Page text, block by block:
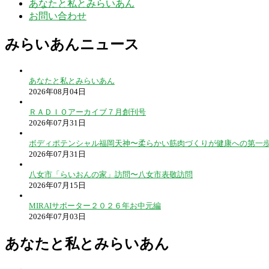
あなたと私とみらいあん
お問い合わせ
みらいあんニュース
あなたと私とみらいあん
2026年08月04日
ＲＡＤＩＯアーカイブ７月創刊号
2026年07月31日
ボディポテンシャル福岡天神〜柔らかい筋肉づくりが健康への第一
2026年07月31日
八女市「らいおんの家」訪問〜八女市表敬訪問
2026年07月15日
MIRAIサポーター２０２６年お中元編
2026年07月03日
あなたと私とみらいあん